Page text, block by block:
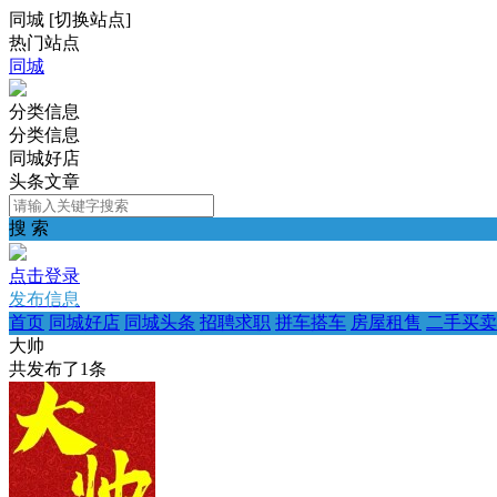
同城 [切换站点]
热门站点
同城
分类信息
分类信息
同城好店
头条文章
搜 索
点击登录
发布信息
首页 同城好店 同城头条 招聘求职 拼车搭车 房屋租售 二手买卖
大帅
共发布了1条